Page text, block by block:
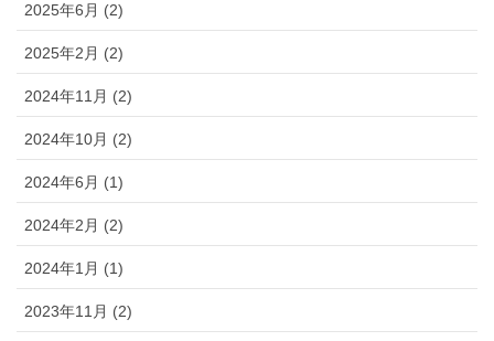
2025年6月 (2)
2025年2月 (2)
2024年11月 (2)
2024年10月 (2)
2024年6月 (1)
2024年2月 (2)
2024年1月 (1)
2023年11月 (2)